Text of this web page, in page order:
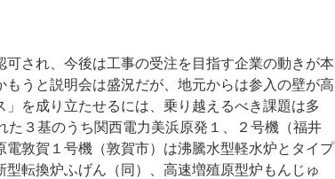
され、今後は工事の受注を目指す企業の動きが本
うと説明会は盛況だが、地元からは参入の壁が高
を成り立たせるには、乗り越えるべき課題は多
た３基のうち関西電力美浜原発１、２号機（福井
敦賀１号機（敦賀市）は沸騰水型軽水炉とタイプ
転換炉ふげん（同）、高速増殖原型炉もんじゅ